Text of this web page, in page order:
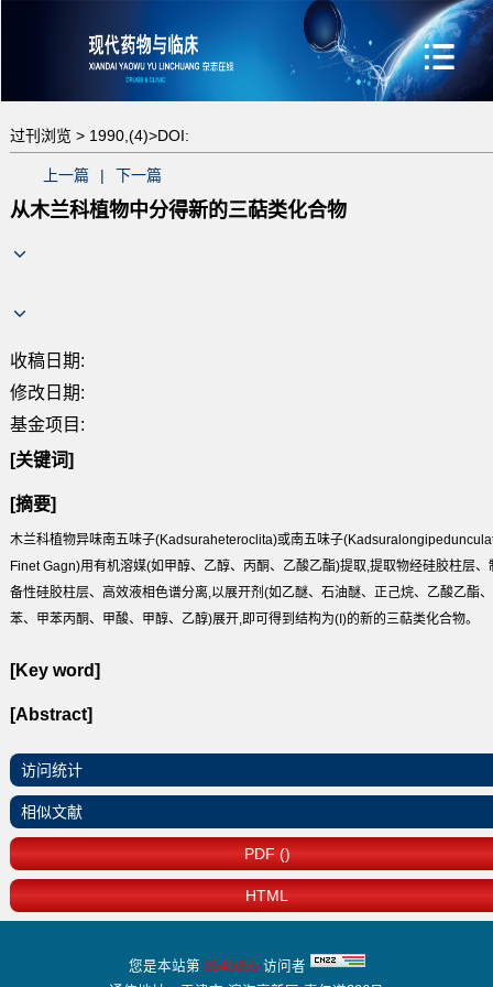
过刊浏览 > 1990,(4)>DOI:
上一篇 | 下一篇
从木兰科植物中分得新的三萜类化合物
收稿日期:
修改日期:
基金项目:
[关键词]
[摘要]
木兰科植物异味南五味子(Kadsuraheteroclita)或南五味子
Finet Gagn)用有机溶媒(如甲醇、乙醇、丙酮、乙酸乙酯)提取,提取物经硅胶柱层、
备性硅胶柱层、高效液相色谱分离,以展开剂(如乙醚、石油醚、正己烷、乙酸乙酯、
苯、甲苯丙酮、甲酸、甲醇、乙醇)展开,即可得到结构为(I)的新的三萜类化合物。
[Key word]
[Abstract]
访问统计
相似文献
PDF ()
HTML
您是本站第 8545855访问者